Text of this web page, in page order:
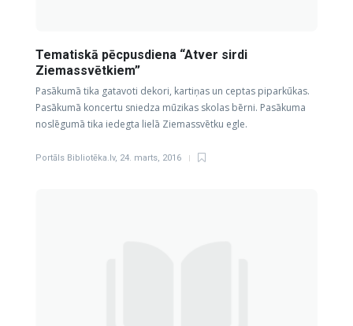
Tematiskā pēcpusdiena “Atver sirdi
Ziemassvētkiem”
Pasākumā tika gatavoti dekori, kartiņas un ceptas piparkūkas.
Pasākumā koncertu sniedza mūzikas skolas bērni. Pasākuma
noslēgumā tika iedegta lielā Ziemassvētku egle.
Portāls Bibliotēka.lv, 24. marts, 2016